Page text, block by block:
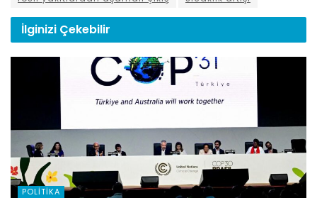
İlginizi Çekebilir
POLITIKA